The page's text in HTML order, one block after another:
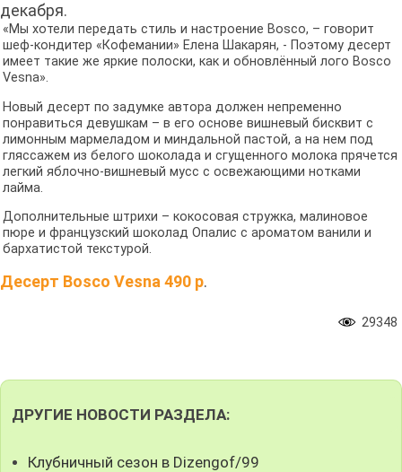
декабря.
«Мы хотели передать стиль и настроение Bosco, – говорит
шеф-кондитер «Кофемании» Елена Шакарян, - Поэтому десерт
имеет такие же яркие полоски, как и обновлённый лого Bosco
Vesna».
Новый десерт по задумке автора должен непременно
понравиться девушкам – в его основе вишневый бисквит с
лимонным мармеладом и миндальной пастой, а на нем под
гляссажем из белого шоколада и сгущенного молока прячется
легкий яблочно-вишневый мусс с освежающими нотками
лайма.
Дополнительные штрихи – кокосовая стружка, малиновое
пюре и французский шоколад Опалис с ароматом ванили и
бархатистой текстурой.
Десерт Bosco Vesna 490 р.
29348
ДРУГИЕ НОВОСТИ РАЗДЕЛА:
Клубничный сезон в Dizengof/99